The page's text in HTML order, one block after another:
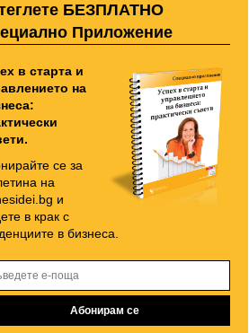
БЕЗПЛАТНО
Приложение
в старта и
на
се за
на
и
в крак с
в бизнеса.